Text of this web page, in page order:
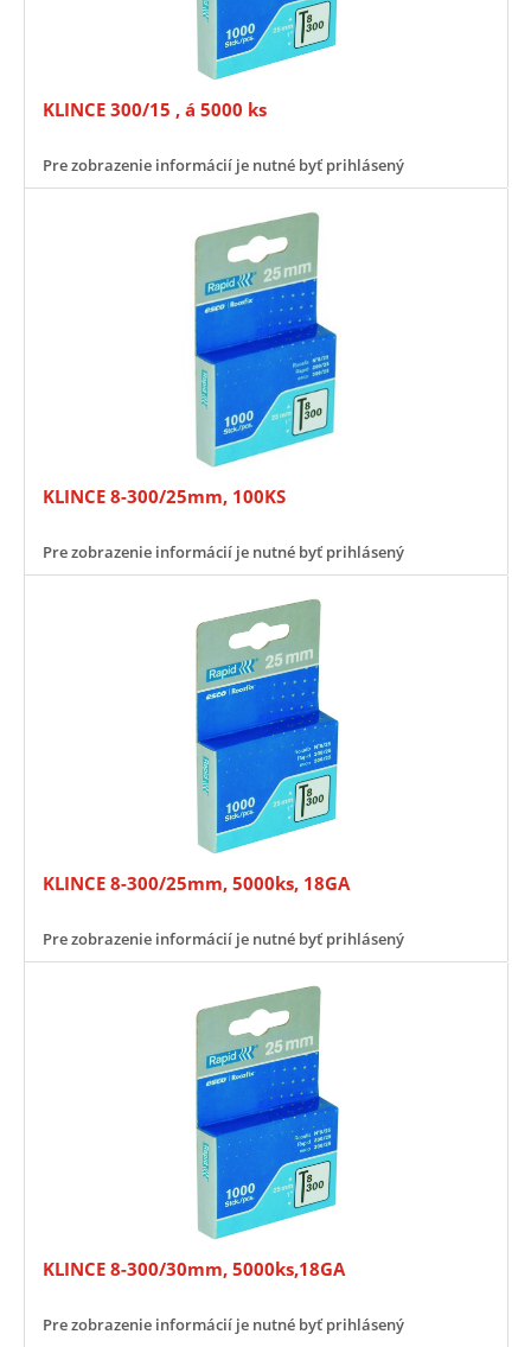
KLINCE 300/15 , á 5000 ks
Pre zobrazenie informácií je nutné byť prihlásený
KLINCE 8-300/25mm, 100KS
Pre zobrazenie informácií je nutné byť prihlásený
KLINCE 8-300/25mm, 5000ks, 18GA
Pre zobrazenie informácií je nutné byť prihlásený
KLINCE 8-300/30mm, 5000ks,18GA
Pre zobrazenie informácií je nutné byť prihlásený